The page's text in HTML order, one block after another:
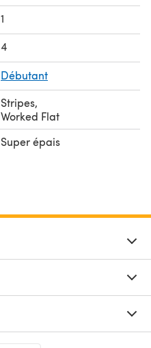
1
4
Débutant
Stripes,
Worked Flat
Super épais